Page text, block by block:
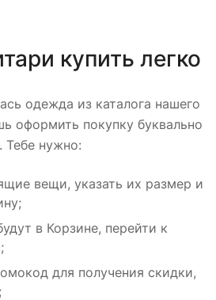
купить легко
одежда из каталога нашего
оформить покупку буквально
Тебе нужно:
вещи, указать их размер и
в Корзине, перейти к
для получения скидки,